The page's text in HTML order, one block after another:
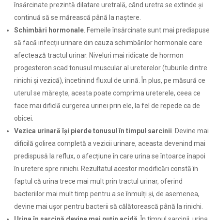
însărcinate prezintă dilatare uretrală, când uretra se extinde și
continuă să se mărească până la naștere.
Schimbări hormonale . Femeile însărcinate sunt mai predispuse
să facă infecții urinare din cauza schimbărilor hormonale care
afectează tractul urinar. Niveluri mai ridicate de hormon
progesteron scad tonusul muscular al ureterelor (tuburile dintre
rinichi și vezică), încetinind fluxul de urină. În plus, pe măsură ce
uterul se mărește, acesta poate comprima ureterele, ceea ce
face mai dificlă curgerea urinei prin ele, la fel de repede ca de
obicei.
Vezica urinară își pierde tonusul în timpul sarcinii . Devine mai
dificilă golirea completă a vezicii urinare, aceasta devenind mai
predispusă la reflux, o afecțiune în care urina se întoarce înapoi
în uretere spre rinichi. Rezultatul acestor modificări constă în
faptul că urina trece mai mult prin tractul urinar, oferind
bacteriilor mai mult timp pentru a se înmulți și, de asemenea,
devine mai ușor pentru bacterii să călătorească până la rinichi.